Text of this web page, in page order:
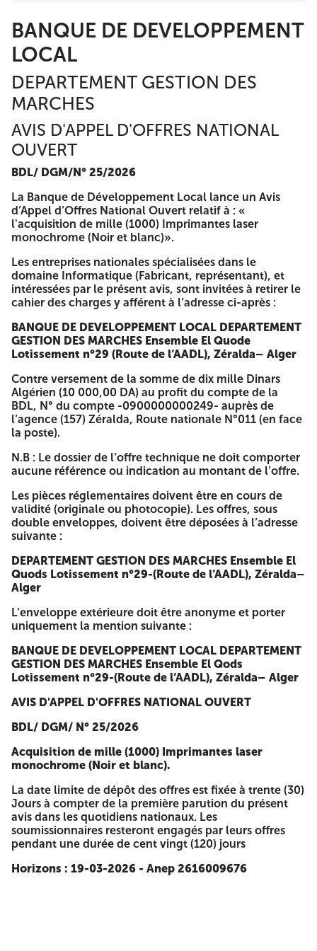
MARCHES
AVIS D'APPEL D'OFFRES NATIONAL
OUVERT
BDL/ DGM/N° 25/2026
d’Offres National Ouvert relatif à : « l'acquisition de mille
(1000) Imprimantes laser monochrome (Noir et blanc)».
Les entreprises nationales spécialisées dans le domaine
Informatique (Fabricant, représentant), et intéressées par
le présent avis, sont invitées à retirer le cahier des charges
y afférent à l’adresse ci-après :
BANQUE DE DEVELOPPEMENT LOCAL DEPARTEMENT
GESTION DES MARCHES Ensemble El Quode Lotissement
n°29 (Route de l’AADL), Zéralda– Alger
Contre versement de la somme de dix mille Dinars Algérien
(10 000,00 DA) au profit du compte de la BDL, N° du
compte -0900000000249- auprès de l’agence (157)
Zéralda, Route nationale N°011 (en face la poste).
N.B : Le dossier de l’offre technique ne doit comporter
aucune référence ou indication au montant de l’offre.
Les pièces réglementaires doivent être en cours de validité
(originale ou photocopie). Les offres, sous double
enveloppes, doivent être déposées à l’adresse suivante :
DEPARTEMENT GESTION DES MARCHES
Quods Lotissement n°29-(Route de l’AADL), Zéralda–
Alger
L’enveloppe extérieure doit être anonyme et porter
uniquement la mention suivante :
BANQUE DE DEVELOPPEMENT LOCAL DEPARTEMENT
GESTION DES MARCHES
n°29-(Route de l’AADL), Zéralda– Alger
AVIS D'APPEL D'OFFRES NATIONAL OUVERT
BDL/ DGM/ N° 25/2026
Acquisition de mille (1000) Imprimantes laser
monochrome (Noir et blanc).
La date limite de dépôt des offres est fixée à trente (30)
Jours à compter de la première parution du présent avis
dans les quotidiens nationaux. Les soumissionnaires
resteront engagés par leurs offres pendant une durée de
cent vingt (120) jours
Horizons : 19-03-2026 - Anep 2616009676
BANQUE DE DEVELOPPEMENT
LOCAL
DEPARTEMENT GESTION DES
MARCHES
AVIS D'APPEL D'OFFRES NATIONAL
OUVERT
BDL/ DGM/N° 25/2026
La Banque de Développement Local lance un Avis
d’Appel d’Offres National Ouvert relatif à : «
l'acquisition de mille (1000) Imprimantes laser
monochrome (Noir et blanc)».
Les entreprises nationales spécialisées dans le
domaine Informatique (Fabricant, représentant), et
intéressées par le présent avis, sont invitées à retirer le
cahier des charges y afférent à l’adresse ci-après :
BANQUE DE DEVELOPPEMENT LOCAL DEPARTEMENT
GESTION DES MARCHES Ensemble El Quode
Lotissement n°29 (Route de l’AADL), Zéralda– Alger
Contre versement de la somme de dix mille Dinars
Algérien (10 000,00 DA) au profit du compte de la
BDL, N° du compte -0900000000249- auprès de
l’agence (157) Zéralda, Route nationale N°011 (en face
la poste).
N.B : Le dossier de l’offre technique ne doit comporter
aucune référence ou indication au montant de l’offre.
Les pièces réglementaires doivent être en cours de
validité (originale ou photocopie). Les offres, sous
double enveloppes, doivent être déposées à l’adresse
suivante :
DEPARTEMENT GESTION DES MARCHES Ensemble El
Quods Lotissement n°29-(Route de l’AADL), Zéralda–
Alger
L’enveloppe extérieure doit être anonyme et porter
uniquement la mention suivante :
BANQUE DE DEVELOPPEMENT LOCAL DEPARTEMENT
GESTION DES MARCHES Ensemble El Qods
Lotissement n°29-(Route de l’AADL), Zéralda– Alger
AVIS D'APPEL D'OFFRES NATIONAL OUVERT
BDL/ DGM/ N° 25/2026
Acquisition de mille (1000) Imprimantes laser
monochrome (Noir et blanc).
La date limite de dépôt des offres est fixée à trente (30)
Jours à compter de la première parution du présent
avis dans les quotidiens nationaux. Les
soumissionnaires resteront engagés par leurs offres
pendant une durée de cent vingt (120) jours
Horizons : 19-03-2026 - Anep 2616009676